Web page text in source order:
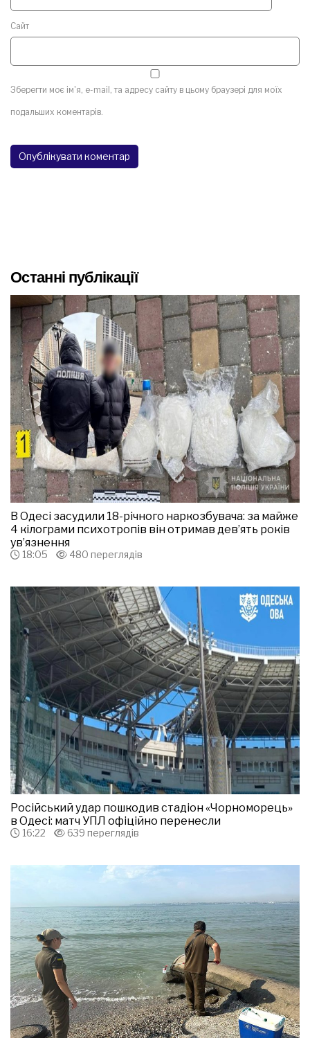
Сайт
Зберегти моє ім'я, e-mail, та адресу сайту в цьому браузері для моїх
подальших коментарів.
Останні публікації
В Одесі засудили 18-річного наркозбувача: за майже
4 кілограми психотропів він отримав дев’ять років
ув’язнення
18:05 480 переглядів
Російський удар пошкодив стадіон «Чорноморець»
в Одесі: матч УПЛ офіційно перенесли
16:22 639 переглядів